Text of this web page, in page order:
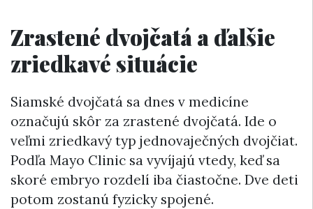
Zrastené dvojčatá a ďalšie
zriedkavé situácie
Siamské dvojčatá sa dnes v medicíne
označujú skôr za zrastené dvojčatá. Ide o
veľmi zriedkavý typ jednovaječných dvojčiat.
Podľa Mayo Clinic sa vyvíjajú vtedy, keď sa
skoré embryo rozdelí iba čiastočne. Dve deti
potom zostanú fyzicky spojené.